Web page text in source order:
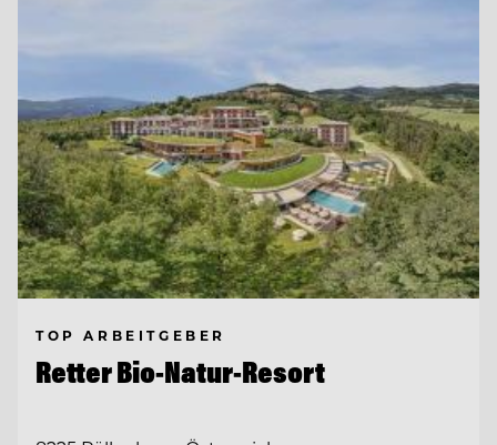
TOP ARBEITGEBER
Retter Bio-Natur-Resort